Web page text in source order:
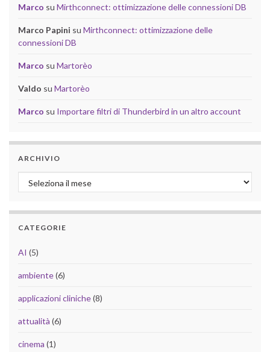
Marco su Mirthconnect: ottimizzazione delle connessioni DB
Marco Papini su Mirthconnect: ottimizzazione delle
connessioni DB
Marco su Martorèo
Valdo su Martorèo
Marco su Importare filtri di Thunderbird in un altro account
ARCHIVIO
Archivio
CATEGORIE
AI (5)
ambiente(6)
applicazioni cliniche(8)
attualità (6)
cinema (1)